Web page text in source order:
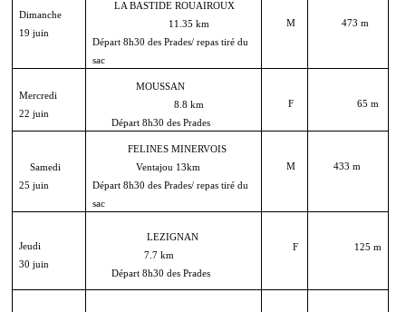
Dimanche
19 juin
LA BASTIDE ROUAIROUX
11.35 km
Départ 8h30 des Prades/ repas tiré du
sac
M 473 m
Mercredi
22 juin
MOUSSAN
8.8 km
Départ 8h30 des Prades
F 65 m
Samedi
25 juin
FELINES MINERVOIS
Ventajou 13km
Départ 8h30 des Prades/ repas tiré du
sac
M 433 m
Jeudi
30 juin
LEZIGNAN
7.7 km
Départ 8h30 des Prades
F 125 m